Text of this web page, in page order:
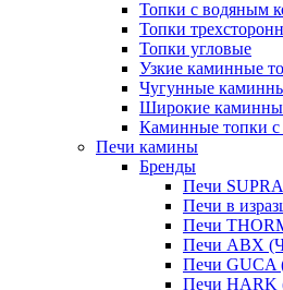
Топки с водяным
Топки
Топки угловые
Узкие каминные
Чугунные
Широкие
Каминные топки
Печи камины
Бренды
Печи
Печи в
Печи
Печи ABX
Печи GUCA
Печи HARK